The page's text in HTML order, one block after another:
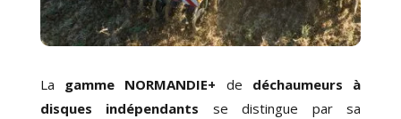
La gamme NORMANDIE+ de
déchaumeurs à
disques indépendants
se distingue par sa